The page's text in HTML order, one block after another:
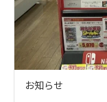
お知らせ